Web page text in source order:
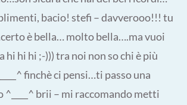
bacio! stefi – davverooo!!! tu
è bella… molto bella….ma vuoi
hi hi hi ;-))) tra noi non so chi è più
finchè ci pensi…ti passo una
^____^ brii – mi raccomando metti